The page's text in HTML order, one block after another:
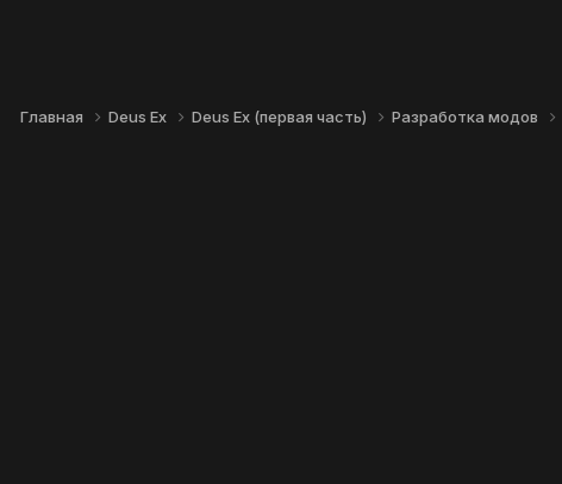
Главная Deus Ex Deus Ex (первая часть) Разработка модов